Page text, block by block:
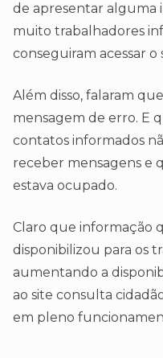
de apresentar alguma
muito trabalhadores
conseguiram acessar o
Além disso, falaram
mensagem de erro. E
contatos informados
receber mensagens e
estava ocupado.
Claro que informação
disponibilizou para os
aumentando a
ao site consulta
em pleno